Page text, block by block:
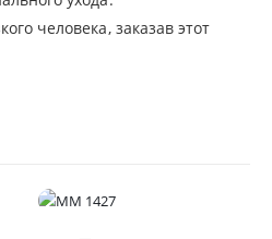
человека, заказав этот